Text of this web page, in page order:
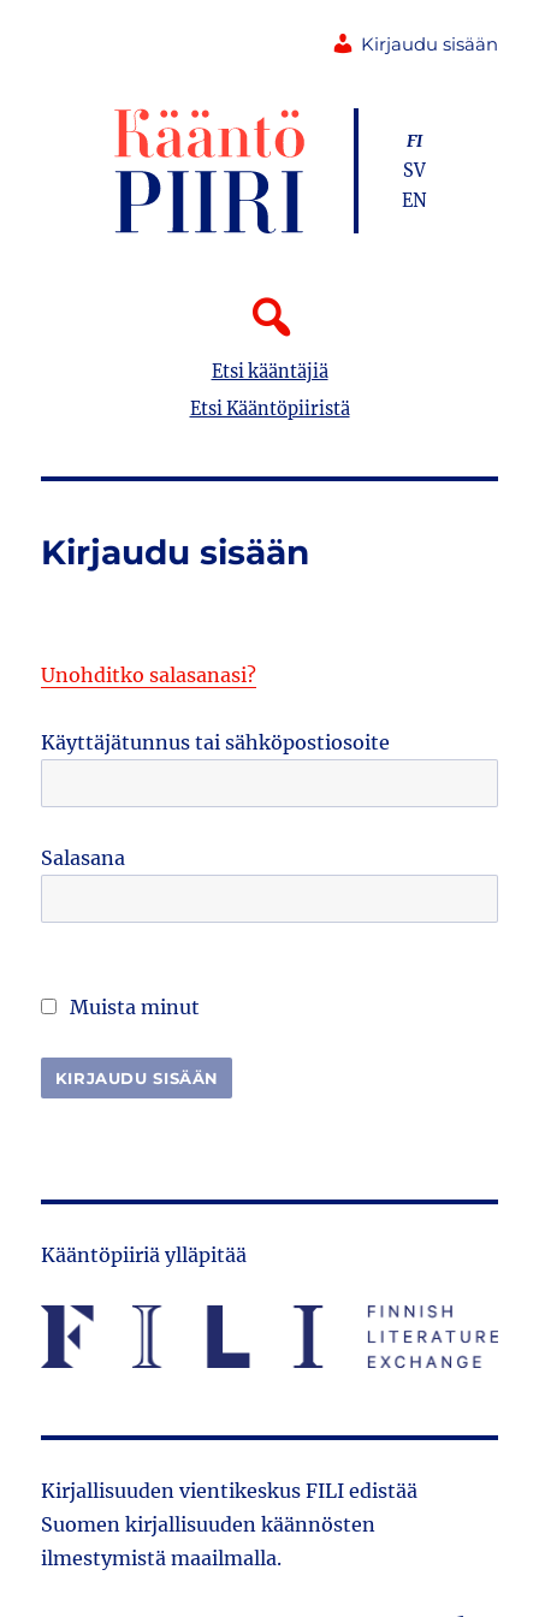
Kirjaudu sisään
Etsi kääntäjiä
Etsi Kääntöpiiristä
FI
SV
EN
Kirjaudu sisään
Unohditko salasanasi?
Käyttäjätunnus tai sähköpostiosoite
Salasana
Muista minut
Kääntöpiiriä ylläpitää
Kirjallisuuden vientikeskus FILI edistää
Suomen kirjallisuuden käännösten
ilmestymistä maailmalla.